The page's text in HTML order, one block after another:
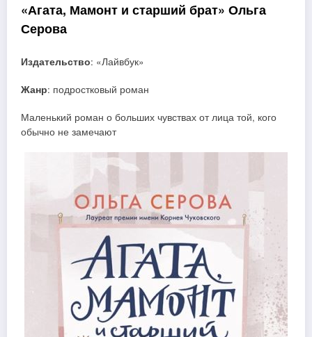
«Агата, Мамонт и старший брат» Ольга
Серова
Издательство: «Лайвбук»
Жанр: подростковый роман
Маленький роман о больших чувствах от лица той, кого
обычно не замечают